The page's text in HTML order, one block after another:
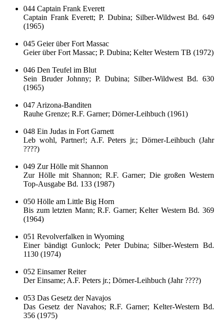
044 Captain Frank Everett
Captain Frank Everett; P. Dubina; Silber-Wildwest Bd. 649
(1965)
045 Geier über Fort Massac
Geier über Fort Massac; P. Dubina; Kelter Western TB (1972)
046 Den Teufel im Blut
Sein Bruder Johnny; P. Dubina; Silber-Wildwest Bd. 630
(1965)
047 Arizona-Banditen
Rauhe Grenze; R.F. Garner; Dörner-Leihbuch (1961)
048 Ein Judas in Fort Garnett
Leb wohl, Partner!; A.F. Peters jr.; Dörner-Leihbuch (Jahr
????)
049 Zur Hölle mit Shannon
Zur Hölle mit Shannon; R.F. Garner; Die großen Western
Top-Ausgabe Bd. 133 (1987)
050 Hölle am Little Big Horn
Bis zum letzten Mann; R.F. Garner; Kelter Western Bd. 369
(1964)
051 Revolverfalken in Wyoming
Einer bändigt Gunlock; Peter Dubina; Silber-Western Bd.
1130 (1974)
052 Einsamer Reiter
Der Einsame; A.F. Peters jr.; Dörner-Leihbuch (Jahr ????)
053 Das Gesetz der Navajos
Das Gesetz der Navahos; R.F. Garner; Kelter-Western Bd.
356 (1975)